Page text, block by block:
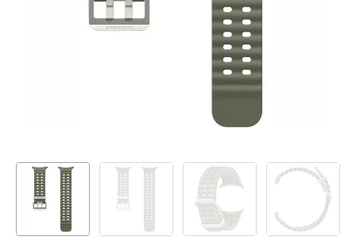
Telefoni, planšetdatori
Viedpulksteņi un aproces
Fitnesa aproces
Aksesuāri viedpulksteņiem